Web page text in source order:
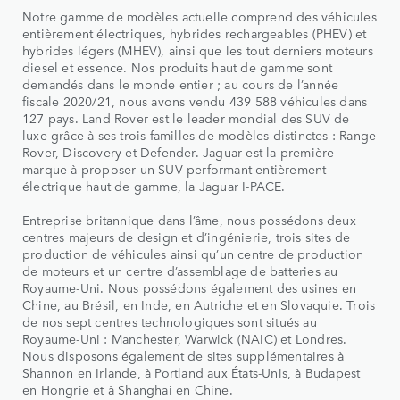
Notre gamme de modèles actuelle comprend des véhicules
entièrement électriques, hybrides rechargeables (PHEV) et
hybrides légers (MHEV), ainsi que les tout derniers moteurs
diesel et essence. Nos produits haut de gamme sont
demandés dans le monde entier ; au cours de l’année
fiscale 2020/21, nous avons vendu 439 588 véhicules dans
127 pays. Land Rover est le leader mondial des SUV de
luxe grâce à ses trois familles de modèles distinctes : Range
Rover, Discovery et Defender. Jaguar est la première
marque à proposer un SUV performant entièrement
électrique haut de gamme, la Jaguar I-PACE.
Entreprise britannique dans l’âme, nous possédons deux
centres majeurs de design et d’ingénierie, trois sites de
production de véhicules ainsi qu’un centre de production
de moteurs et un centre d’assemblage de batteries au
Royaume-Uni. Nous possédons également des usines en
Chine, au Brésil, en Inde, en Autriche et en Slovaquie. Trois
de nos sept centres technologiques sont situés au
Royaume-Uni : Manchester, Warwick (NAIC) et Londres.
Nous disposons également de sites supplémentaires à
Shannon en Irlande, à Portland aux États-Unis, à Budapest
en Hongrie et à Shanghai en Chine.